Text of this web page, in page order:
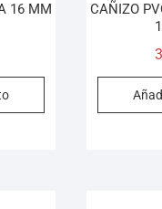
16 MM
CAÑIZO